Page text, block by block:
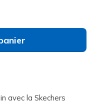
avec la Skechers